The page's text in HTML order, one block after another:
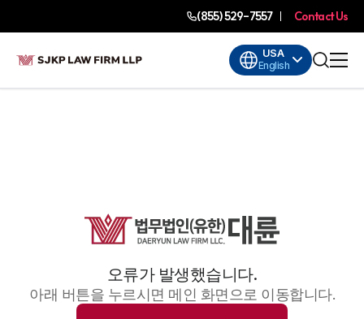
(855) 529-7557 Contact Us
USA
English
오류가 발생했습니다.
아래 버튼을 누르시면 메인 화면으로 이동합니다.